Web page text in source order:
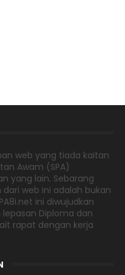
web yang tiada kaitan
Awam (SPA)
yang lain. Sebarang
web ini adalah bukan
ini diwujudkan
Diploma dan
rapat dengan kerja